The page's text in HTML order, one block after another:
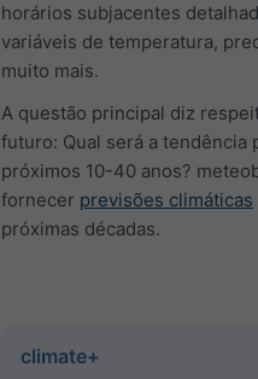
horários subjacentes
variáveis de temperatura,
muito mais.
A questão principal diz
futuro: Qual será a tendência
próximos 10-40 anos?
fornecer previsões climáticas
próximas décadas.
climate+